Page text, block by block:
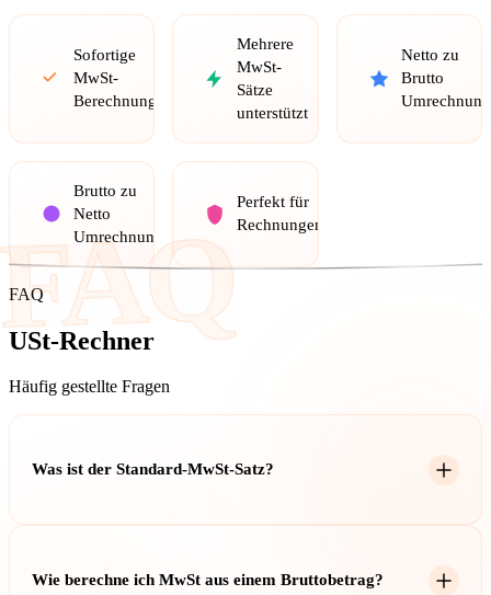
Sofortige
MwSt-
Berechnungen
Mehrere
MwSt-
Sätze
unterstützt
Netto zu
Brutto
Umrechnung
Brutto zu
Netto
Umrechnung
Perfekt für
Rechnungen
FAQ
USt-Rechner
Häufig gestellte Fragen
Was ist der Standard-MwSt-Satz?
Wie berechne ich MwSt aus einem Bruttobetrag?